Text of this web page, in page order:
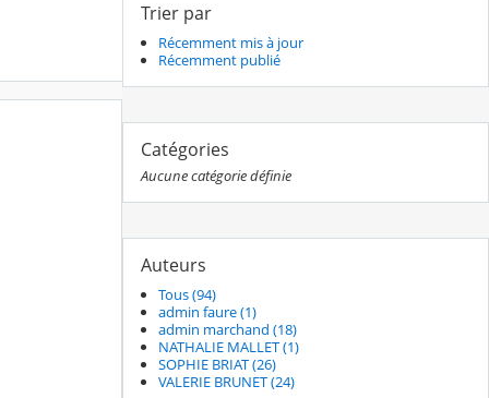
Trier par
Récemment mis à jour
Récemment publié
Catégories
Aucune catégorie définie
Auteurs
Tous (94)
admin faure (1)
admin marchand (18)
NATHALIE MALLET (1)
SOPHIE BRIAT (26)
VALERIE BRUNET (24)